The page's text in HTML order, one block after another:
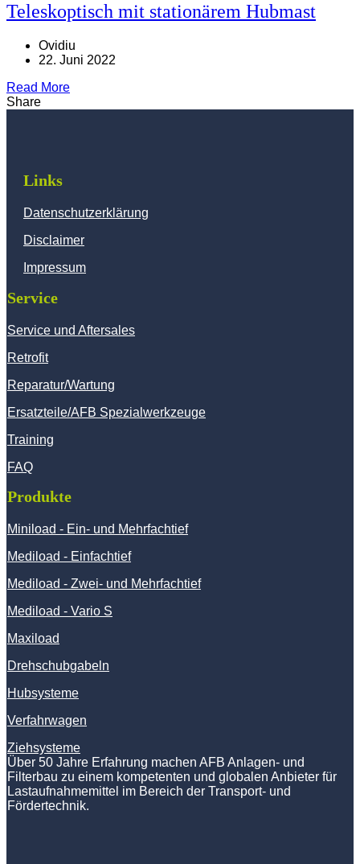
Teleskoptisch mit stationärem Hubmast
Ovidiu
22. Juni 2022
Read More
Share
Links
Datenschutzerklärung
Disclaimer
Impressum
Service
Service und Aftersales
Retrofit
Reparatur/Wartung
Ersatzteile/AFB Spezialwerkzeuge
Training
FAQ
Produkte
Miniload - Ein- und Mehrfachtief
Mediload - Einfachtief
Mediload - Zwei- und Mehrfachtief
Mediload - Vario S
Maxiload
Drehschubgabeln
Hubsysteme
Verfahrwagen
Ziehsysteme
Über 50 Jahre Erfahrung machen AFB Anlagen- und
Filterbau zu einem kompetenten und globalen Anbieter für
Lastaufnahmemittel im Bereich der Transport- und
Fördertechnik.